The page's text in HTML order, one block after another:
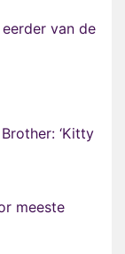
van de
‘Kitty
meeste